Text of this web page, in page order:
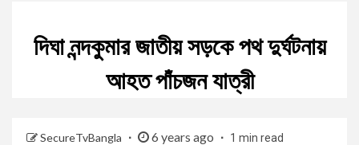
দিঘা নন্দকুমার জাতীয় সড়কে পথ দুর্ঘটনায়
আহত পাঁচজন যাত্রী
SecureTvBangla 6 years ago 1 min read